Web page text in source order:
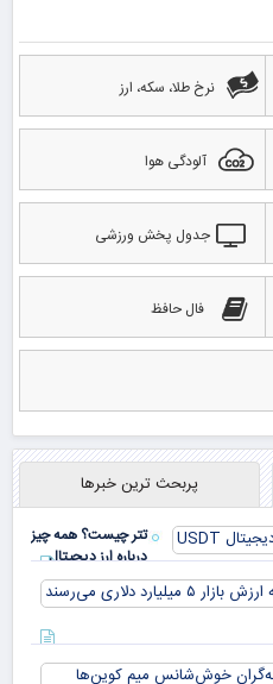
نرخ طلا، سکه، ارز
آلودگی هوا
جدول پخش ورزشی
فال حافظ
پربحث ترین خبرها
تتر چیست؟ همه چیز
درباره ارز دیجیتال
USDT